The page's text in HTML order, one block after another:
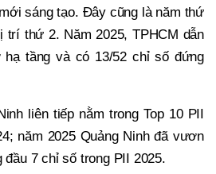
sáng tạo. Đây cũng là năm thứ
trí thứ 2. Năm 2025, TPHCM dẫn
tầng và có 13/52 chỉ số đứng
liên tiếp nằm trong Top 10 PII
năm 2025 Quảng Ninh đã vươn
đầu 7 chỉ số trong PII 2025.